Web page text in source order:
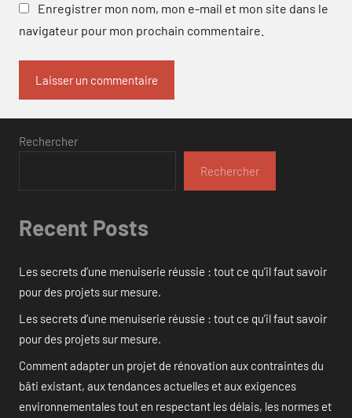
Enregistrer mon nom, mon e-mail et mon site dans le
navigateur pour mon prochain commentaire.
Rechercher
Rechercher
Recent Posts
Les secrets d’une menuiserie réussie : tout ce qu’il faut savoir
pour des projets sur mesure.
Les secrets d’une menuiserie réussie : tout ce qu’il faut savoir
pour des projets sur mesure.
Comment adapter un projet de rénovation aux contraintes du
bâti existant, aux tendances actuelles et aux exigences
environnementales tout en respectant les délais, les normes et